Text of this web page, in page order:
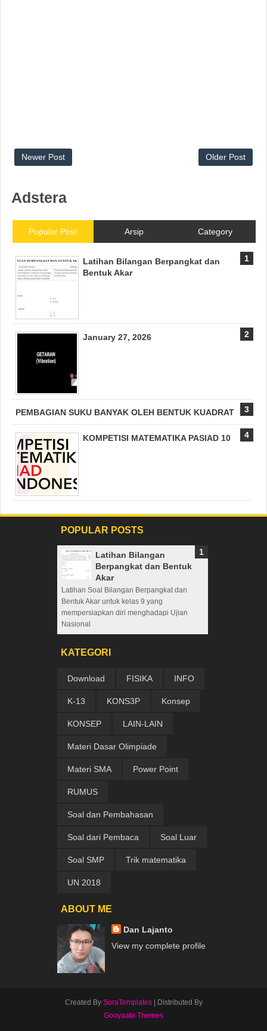
Newer Post Older Post
Adstera
Popular Post Arsip Category
Latihan Bilangan Berpangkat dan
Bentuk Akar
January 27, 2026
PEMBAGIAN SUKU BANYAK OLEH BENTUK KUADRAT
KOMPETISI MATEMATIKA PASIAD 10
POPULAR POSTS
Latihan Bilangan
Berpangkat dan Bentuk
Akar
Latihan Soal Bilangan Berpangkat dan
Bentuk Akar untuk kelas 9 yang
mempersiapkan diri menghadapi Ujian
Nasional
KATEGORI
Download FISIKA INFO
K-13 KONS3P Konsep
KONSEP LAIN-LAIN
Materi Dasar Olimpiade
Materi SMA Power Point
RUMUS
Soal dan Pembahasan
Soal dari Pembaca Soal Luar
Soal SMP Trik matematika
UN 2018
ABOUT ME
Dan Lajanto
View my complete profile
Created By SoraTemplates| Distributed By
Gooyaabi Themes